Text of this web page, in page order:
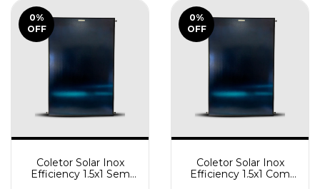
0%
OFF
Coletor Solar Inox
Efficiency 1.5x1 Sem
0%
OFF
Coletor Solar Inox
Efficiency 1.5x1 Com